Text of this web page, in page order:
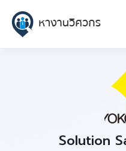
Solution